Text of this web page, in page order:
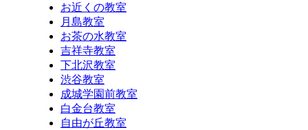
お近くの教室
月島教室
お茶の水教室
吉祥寺教室
下北沢教室
渋谷教室
成城学園前教室
白金台教室
自由が丘教室